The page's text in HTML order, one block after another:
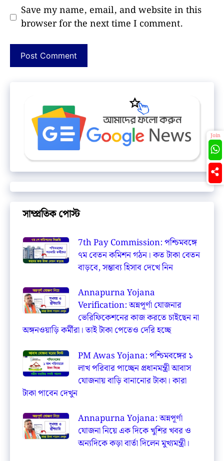
Save my name, email, and website in this
browser for the next time I comment.
সাম্প্রতিক পোস্ট
7th Pay Commission: পশ্চিমবঙ্গে
৭ম বেতন কমিশন গঠন। কত টাকা বেতন
বাড়বে, সম্ভাব্য হিসাব দেখে নিন
Annapurna Yojana
Verification: অন্নপূর্ণা যোজনার
ভেরিফিকেশনের কাজ করতে চাইছেন না
অঙ্গনওয়াড়ি কর্মীরা। তাই টাকা পেতেও দেরি হচ্ছে
PM Awas Yojana: পশ্চিমবঙ্গের ১
লাখ পরিবার পাচ্ছেন প্রধানমন্ত্রী আবাস
যোজনায় বাড়ি বানানোর টাকা। কারা
টাকা পাবেন দেখুন
Annapurna Yojana: অন্নপূর্ণা
যোজনা নিয়ে এক দিকে খুশির খবর ও
অন্যদিকে কড়া বার্তা দিলেন মুখ্যমন্ত্রী।
Join